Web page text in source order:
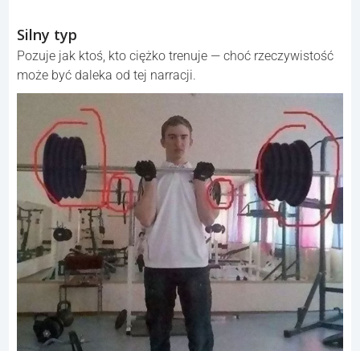
Silny typ
Pozuje jak ktoś, kto ciężko trenuje — choć rzeczywistość
może być daleka od tej narracji.